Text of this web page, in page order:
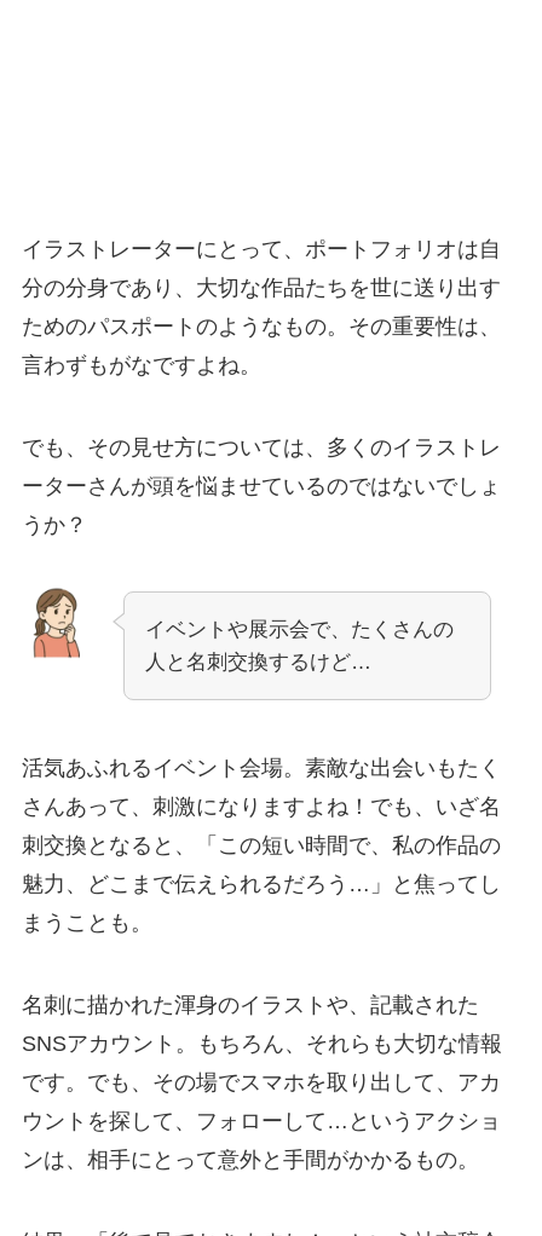
イラストレーターにとって、ポートフォリオは自
分の分身であり、大切な作品たちを世に送り出す
ためのパスポートのようなもの。その重要性は、
言わずもがなですよね。
でも、その見せ方については、多くのイラストレ
ーターさんが頭を悩ませているのではないでしょ
うか？
イベントや展示会で、たくさんの
人と名刺交換するけど…
活気あふれるイベント会場。素敵な出会いもたく
さんあって、刺激になりますよね！でも、いざ名
刺交換となると、「この短い時間で、私の作品の
魅力、どこまで伝えられるだろう…」と焦ってし
まうことも。
名刺に描かれた渾身のイラストや、記載された
SNSアカウント。もちろん、それらも大切な情報
です。でも、その場でスマホを取り出して、アカ
ウントを探して、フォローして…というアクショ
ンは、相手にとって意外と手間がかかるもの。